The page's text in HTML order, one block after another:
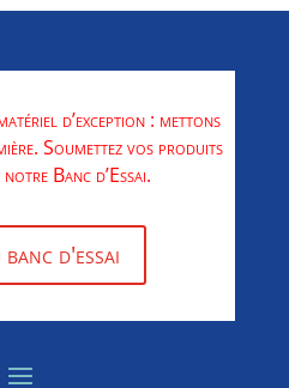
d’exception : mettons
Soumettez vos produits
Banc d’Essai.
d'essai